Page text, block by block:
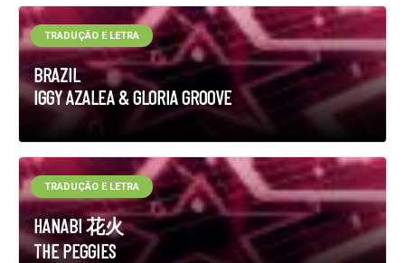
BRAZIL
IGGY AZALEA & GLORIA GROOVE
TRADUÇÃO E LETRA
HANABI 花火
THE PEGGIES
TRADUÇÃO E LETRA